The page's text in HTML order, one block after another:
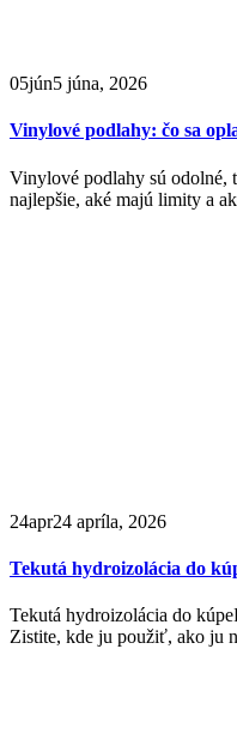
05jún5 júna, 2026
Vinylové podlahy: čo sa
Vinylové podlahy sú odolné,
najlepšie, aké majú limity a
24apr24 apríla, 2026
Tekutá hydroizolácia do
Tekutá hydroizolácia do
Zistite, kde ju použiť, ako ju